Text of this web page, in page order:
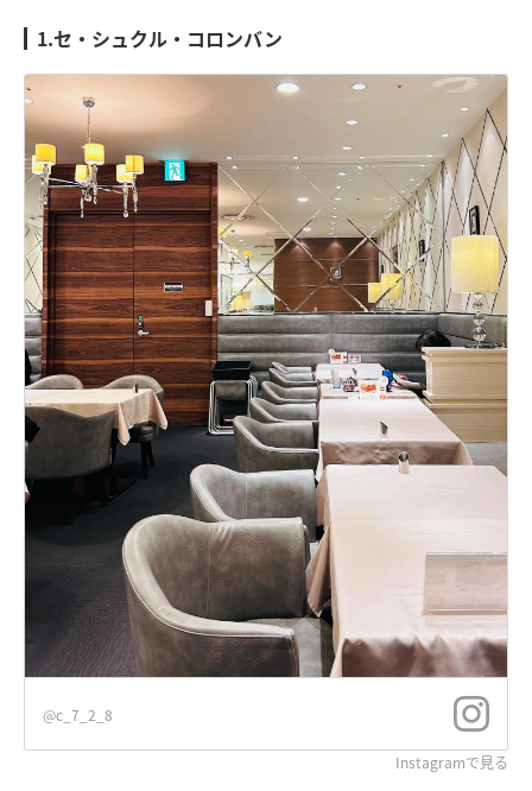
1.セ・シュクル・コロンバン
@c_7_2_8
Instagramで見る